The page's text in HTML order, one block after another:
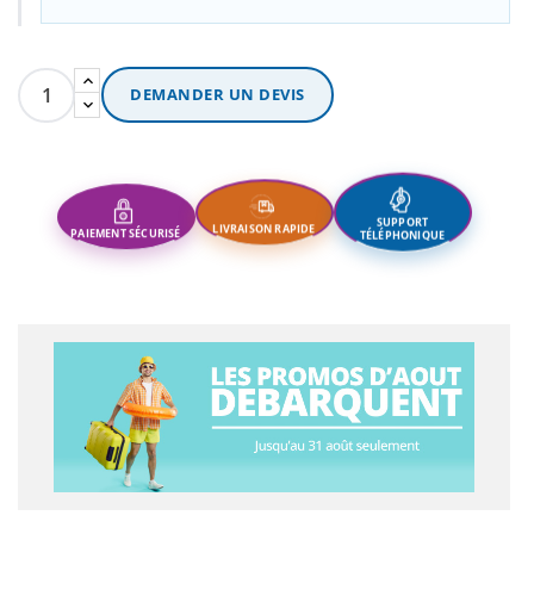
DEMANDER UN DEVIS
PAIEMENT SÉCURISÉ LIVRAISON RAPIDE
SUPPORT
TÉLÉPHONIQUE